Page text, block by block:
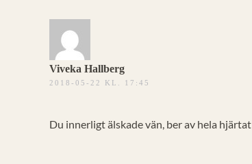
Viveka Hallberg
2018-05-22 KL. 17:45
Du innerligt älskade vän, ber av hela